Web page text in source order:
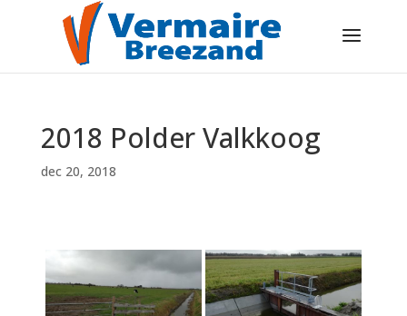
2018 Polder Valkkoog
dec 20, 2018